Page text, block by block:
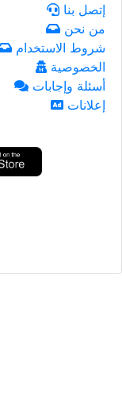
إتصل بنا
من نحن
شروط الاستخدام
الخصوصية
أسئلة وإجابات
إعلانات